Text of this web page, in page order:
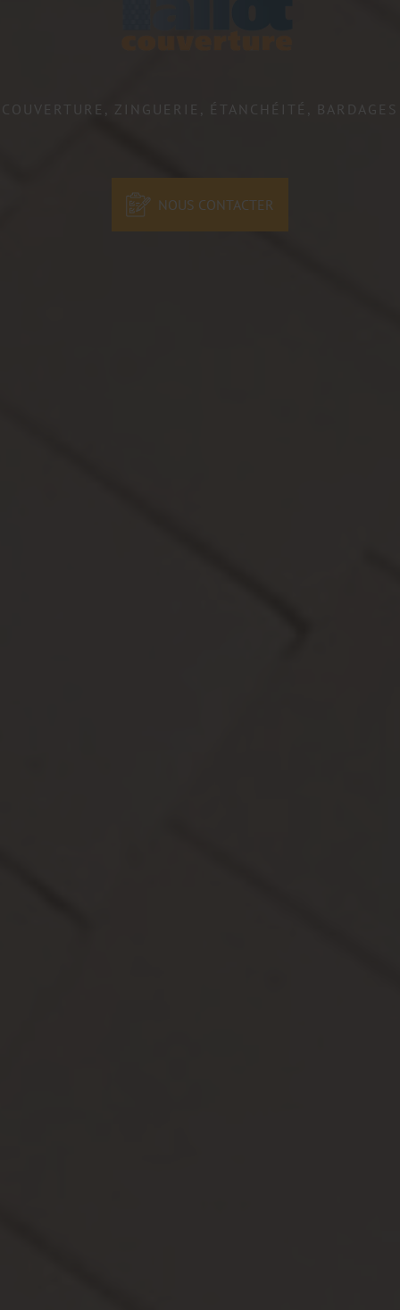
COUVERTURE, ZINGUERIE, ÉTANCHÉITÉ, BARDAGES
NOUS CONTACTER